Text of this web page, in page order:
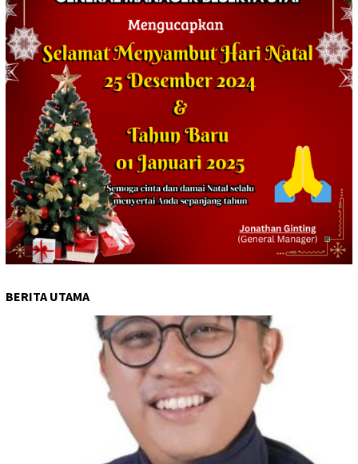
BERITA UTAMA